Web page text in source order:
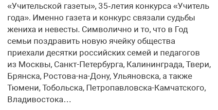
«Учительской газеты», 35‑летия конкурса «Учитель
года». Именно газета и конкурс связали судьбы
жениха и невесты. Символично и то, что в Год
семьи поздравить новую ячейку общества
приехали десятки российских семей и педагогов
из Москвы, Санкт-Петербурга, Калининграда, Твери,
Брянска, Ростова-на-Дону, Ульяновска, а также
Тюмени, Тобольска, Петропавловска-Камчатского,
Владивостока…